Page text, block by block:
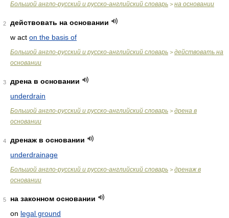
Большой англо-русский и русско-английский словарь > на основании
2
действовать на основании
w act on the basis of
Большой англо-русский и русско-английский словарь > действовать на
основании
3
дрена в основании
underdrain
Большой англо-русский и русско-английский словарь > дрена в
основании
4
дренаж в основании
underdrainage
Большой англо-русский и русско-английский словарь > дренаж в
основании
5
на законном основании
on legal ground